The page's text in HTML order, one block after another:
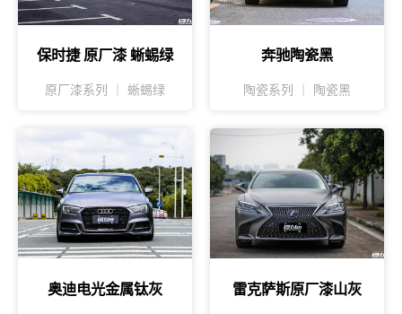
保时捷 原厂漆 蜥蜴绿
原厂漆系列 ｜ 蜥蜴绿
奔驰陶瓷黑
陶瓷系列 ｜ 陶瓷黑
奥迪电光金属钛灰 雷克萨斯原厂漆山灰